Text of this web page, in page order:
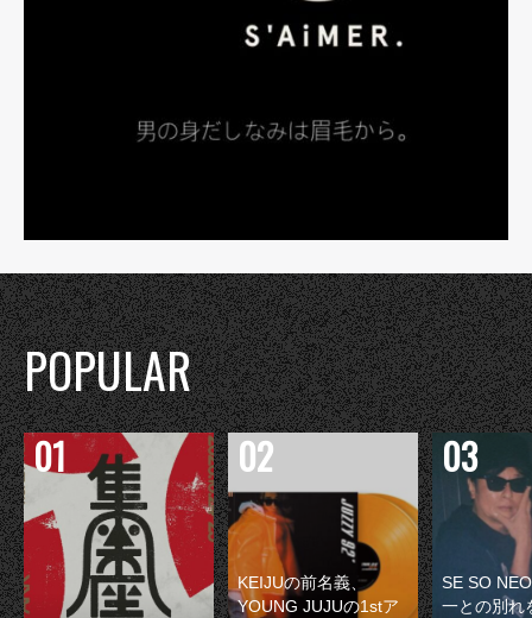
POPULAR
KEIJUの前名義、
YOUNG JUJUの1stア
SE SO
一との別れ